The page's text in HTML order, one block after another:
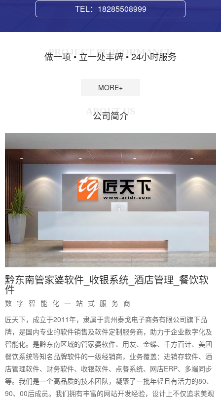
TEL：18285508999
PROJECT PERFORMANCE
做一项 • 立一处丰碑 • 24小时服务
MORE+
ABOUT US
公司简介
黔东南管家婆软件_收银系统_酒店管理_餐饮软
件
数字智能化一站式服务商
匠天下，成立于2011年，隶属于贵州泰戈电子商务有限公司旗下品
牌，是国内专业的软件销售及软件定制服务商，助力于企业数字化及
智能化。是黔东南区域的管家婆软件、用友、金蝶、千方百计、美团
餐饮系统等知名品牌软件的一级经销商，业务覆盖：进销存软件、酒
店管理软件、财务软件、收银软件、点餐系统、网店ERP、多端同步
等。我们是一个高品质的技术团队，凝聚了一批年轻且有活力的80、
90、00后成员。我们拥有丰富的网站开发经验，设计上不仅追求美观